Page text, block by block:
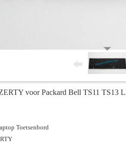
voor Packard Bell TS11
Toetsenbord